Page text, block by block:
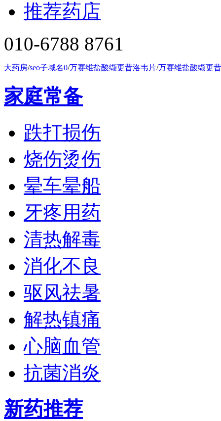
推荐药店
010-6788 8761
大药房/seo子域名0/万赛维盐酸缬更昔洛韦片/万赛维盐酸缬更
家庭常备
跌打损伤
烧伤烫伤
晕车晕船
牙疼用药
清热解毒
消化不良
驱风祛暑
解热镇痛
心脑血管
抗菌消炎
新药推荐